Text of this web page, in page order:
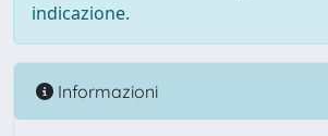
indicazione.
Informazioni